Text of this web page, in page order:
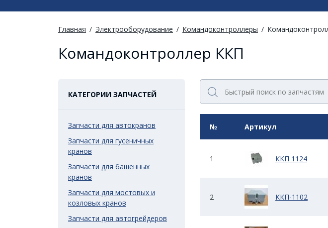
Главная Электрооборудование Командоконтроллеры
Командоконтроллер ККП
КАТЕГОРИИ ЗАПЧАСТЕЙ
Запчасти для автокранов
Запчасти для гусеничных
кранов
Запчасти для башенных
кранов
Запчасти для мостовых и
козловых кранов
Запчасти для автогрейдеров
№ Артикул
1 ККП 1124
2 ККП-1102